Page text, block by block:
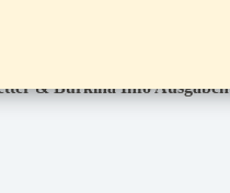
& Burkina Info Ausgaben